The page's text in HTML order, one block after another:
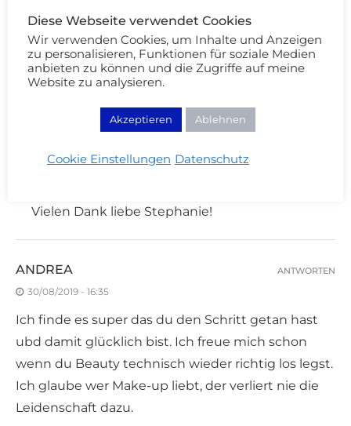
Sehr toll & ich freue mich auf den zukünftigen
Inhalt nach deiner Weltreise. Ich bin überzeugt,
Du wirst voller Elan und mit grossem Erfolg unter
CARINA
Vielen Dank liebe Stephanie!
ANDREA
30/08/2019 - 16:35
Ich finde es super das du den Schritt getan hast
ubd damit glücklich bist. Ich freue mich schon
wenn du Beauty technisch wieder richtig los legst.
Ich glaube wer Make-up liebt, der verliert nie die
Leidenschaft dazu.
ANTWORTEN
Diese Webseite verwendet Cookies
Wir verwenden Cookies, um Inhalte und Anzeigen
zu personalisieren, Funktionen für soziale Medien
anbieten zu können und die Zugriffe auf meine
Website zu analysieren.
Akzeptieren Ablehnen
Cookie Einstellungen Datenschutz